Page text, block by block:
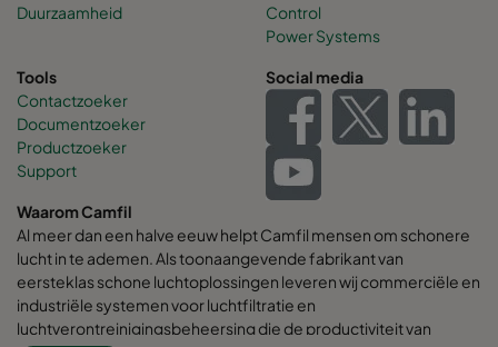
Duurzaamheid
Control
Power Systems
Tools
Contactzoeker
Documentzoeker
Productzoeker
Support
Social media
Waarom Camfil
Al meer dan een halve eeuw helpt Camfil mensen om schonere
lucht in te ademen. Als toonaangevende fabrikant van
eersteklas schone luchtoplossingen leveren wij commerciële en
industriële systemen voor luchtfiltratie en
luchtverontreinigingsbeheersing die de productiviteit van